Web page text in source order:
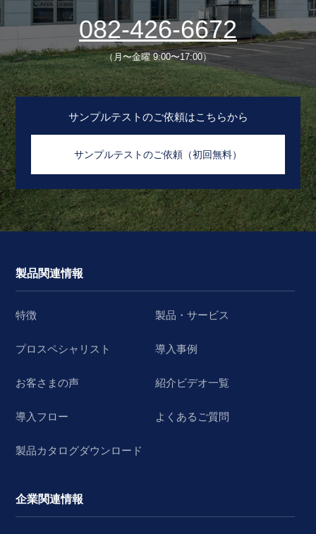
082-426-6672
（月〜金曜 9:00〜17:00）
サンプルテストのご依頼はこちらから
サンプルテストのご依頼（初回無料）
製品関連情報
特徴 製品・サービス
プロスペシャリスト 導入事例
お客さまの声 紹介ビデオ一覧
導入フロー よくあるご質問
製品カタログダウンロード
企業関連情報